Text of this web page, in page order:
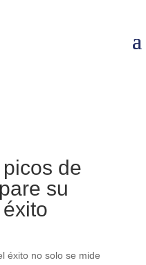
de
su
éxito no solo se mide